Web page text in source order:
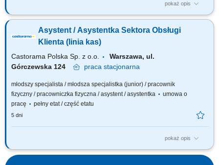
pokaż opis
Twój zakres obowiązków obsługa klientów zgodnie z obowiązującymi
(obsługa kasy fiskalnej), zwrotów z uwzględnieniem różnych form
finansowania; obsługa reklamacji i zapewnienie prawidłowego obiegu
Asystent / Asystentka Sektora Obsługi
Klienta (linia kas)
Castorama Polska Sp. z o.o.
Warszawa, ul.
Górczewska 124
praca stacjonarna
młodszy specjalista / młodsza specjalistka (junior) / pracownik
fizyczny / pracowniczka fizyczna / asystent / asystentka
umowa o
pracę
pełny etat / część etatu
5 dni
pokaż opis
Twój zakres obowiązków obsługa klientów zgodnie z obowiązującymi
procedurami i standardami firmy; realizacja i fiskalizacja sprzedaży